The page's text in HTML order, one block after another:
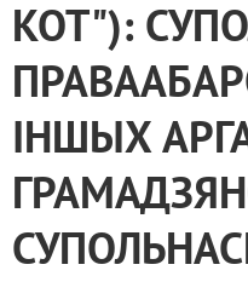
КОТ"):
ІНШЫХ